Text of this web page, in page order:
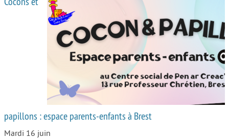
papillons : espace parents-enfants à Brest
Mardi 16 juin